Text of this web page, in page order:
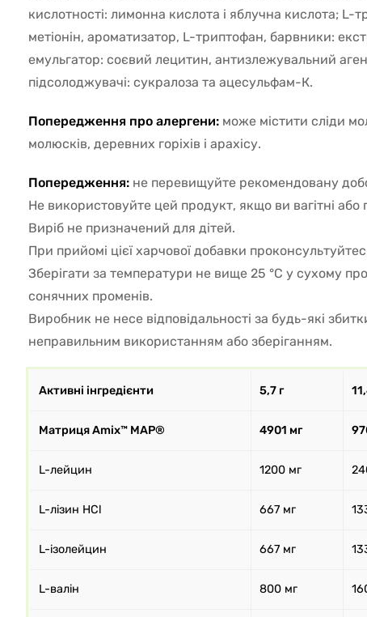
кислотності: лимонна кислота і яблучна кислота; L-
метіонін, ароматизатор, L-триптофан, барвники:
емульгатор: соєвий лецитин, антизлежувальний
підсолоджувачі: сукралоза та ацесульфам-К.
Попередження про алергени: може містити сліди
молюсків, деревних горіхів і арахісу.
Попередження: не перевищуйте рекомендовану
Не використовуйте цей продукт, якщо ви вагітні або
Виріб не призначений для дітей.
При прийомі цієї харчової добавки
Зберігати за температури не вище 25 °C у сухому
сонячних променів.
Виробник не несе відповідальності за будь-які
неправильним використанням або зберіганням.
Активні інгредієнти 5,7 г
Матриця Amix™ MAP® 4901 мг
L-лейцин 1200 мг
L-лізин HCl 667 мг
L-ізолейцин 667 мг
L-валін 800 мг